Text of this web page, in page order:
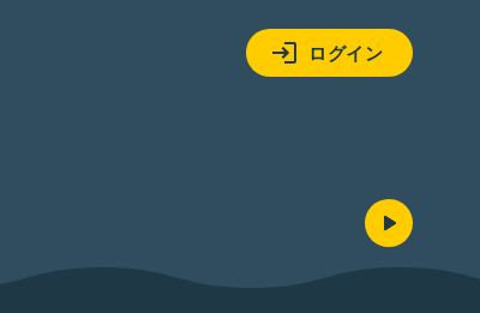
ログイン